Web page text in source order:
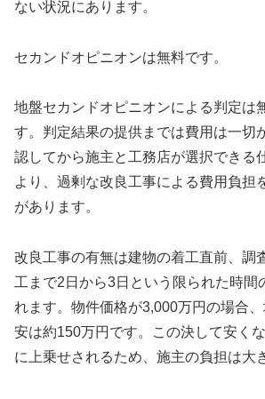
ない状況にあります。
セカンドオピニオンは無料です。
地盤セカンドオピニオンによる判定は
す。判定結果の提供までは費用は一切
認してから施主と工務店が選択できる
より、過剰な改良工事による費用負担
があります。
改良工事の有無は建物の着工直前、調
工まで2日から3日という限られた時間
れます。物件価格が3,000万円の場合
安は約150万円です。この決して安く
に上乗せされるため、施主の負担は大